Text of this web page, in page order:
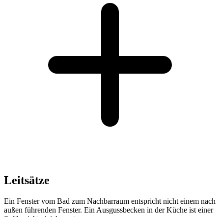
Leitsätze
Ein Fenster vom Bad zum Nachbarraum entspricht nicht einem nach
außen führenden Fenster. Ein Ausgussbecken in der Küche ist einer